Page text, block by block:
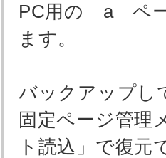
PC用の a ペ
ます。
バックアップ
固定ページ管理
ト読込」で復元